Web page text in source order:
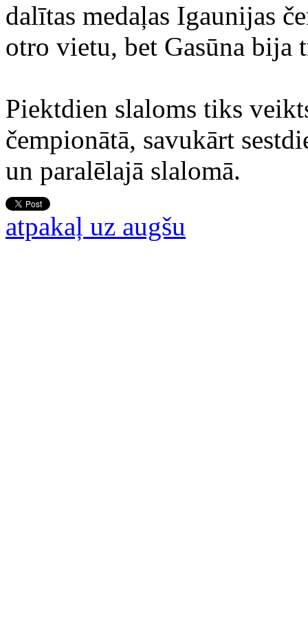
dalītas medaļas Igaunijas
otro vietu, bet Gasūna bija
Piektdien slaloms tiks
čempionātā, savukārt
un paralēlajā slalomā.
atpakaļ uz augšu